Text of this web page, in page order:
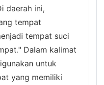
daerah ini,
tempat
tempat suci
Dalam kalimat
untuk
yang memiliki